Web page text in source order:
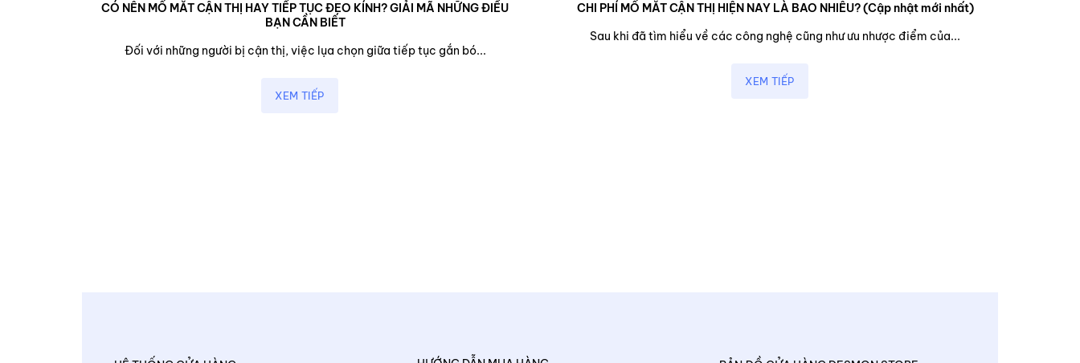
CÓ NÊN MỔ MẮT CẬN THỊ HAY TIẾP TỤC ĐEO KÍNH? GIẢI MÃ NHỮNG ĐIỀU
BẠN CẦN BIẾT
Đối với những người bị cận thị, việc lụa chọn giữa tiếp tục gắn bó...
XEM TIẾP
CHI PHÍ MỔ MẮT CẬN THỊ HIỆN NAY LÀ BAO NHIÊU? (Cập nhật mới nhất)
Sau khi đã tìm hiểu về các công nghệ cũng như ưu nhược điểm của...
XEM TIẾP